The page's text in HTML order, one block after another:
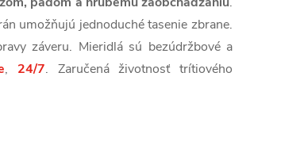
umožňujú jednoduché tasenie zbrane.
záveru. Mieridlá sú bezúdržbové a
, 24/7. Zaručená životnosť trítiového